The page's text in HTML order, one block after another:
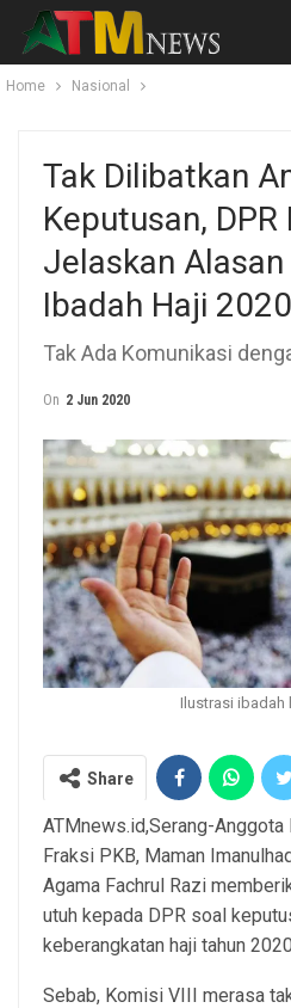
Home Nasional
Tak Dilibatkan
Keputusan,
Jelaskan
Ibadah Haji 2020
Tak Ada Komunikasi
On 2 Jun 2020
Ilustrasi ibadah
Share
ATMnews.id,Serang-
Fraksi PKB, Maman
Agama Fachrul Razi
utuh kepada DPR soal
keberangkatan haji tahun
Sebab, Komisi VIII merasa